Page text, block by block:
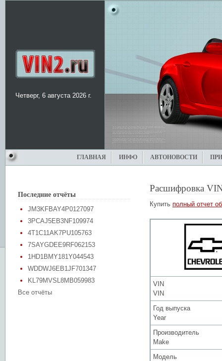
Четверг, 6 августа 2026 г.
ГЛАВНАЯ ИНФО АВТОНОВОСТИ
Последние отчёты
JM3KFBAY4P0127097
3PCAJ5EB3NF109974
4T1C11AK7PU105763
7SAYGDEE9RF062153
1HD1BMY181Y044543
WDDWJ6EB1JF701347
KL79MVSL8MB059983
Все отчёты
Расшифровка
Купить полный отчет
VIN
VIN
Год выпуска
Year
Производитель
Make
Модель